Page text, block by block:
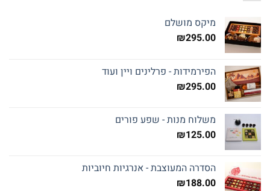
מיקס מושלם
₪295.00
הפירמידות - פרלינים ויין ועוד
₪295.00
משלוח מנות - שפע פורים
₪125.00
הסדרה המעוצבת - אנרגיות חיוביות
₪188.00